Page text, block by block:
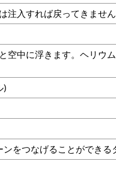
注入すれば戻ってきませ
空中に浮きます。ヘリウ
)
をつなげることができる